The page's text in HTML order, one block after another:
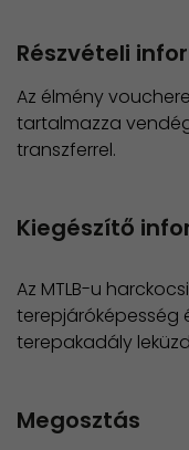
Részvételi
Az élmény
tartalmazza
transzferrel.
Kiegészítő
Az MTLB-u
terepjáróképesség
terepakadály
Megosztás